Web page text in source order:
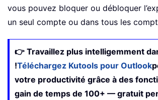
vous pouvez bloquer ou débloquer
un seul compte ou dans tous les
👉 Travaillez plus intelligemment
!Téléchargez Kutools pour Outlook
votre productivité grâce à des
gain de temps de 100+ — gratuit